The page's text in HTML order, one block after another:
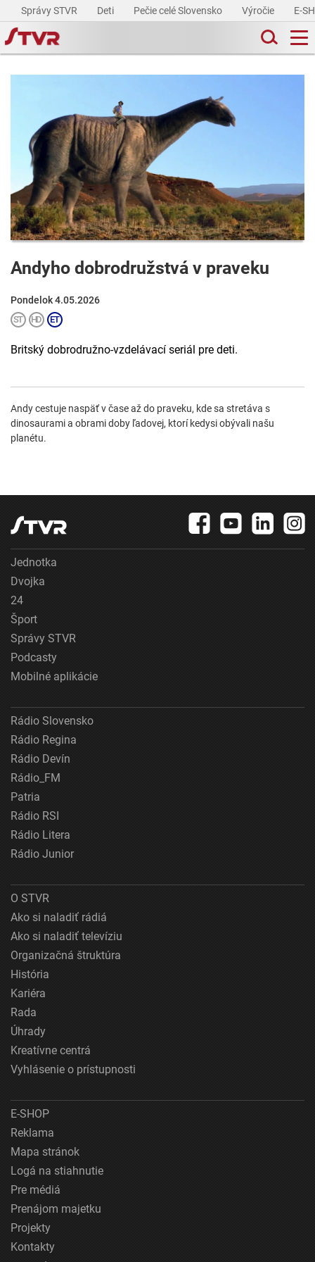
Správy STVR Deti Pečie celé Slovensko Výročie E-
Andyho dobrodružstvá v praveku
Pondelok 4.05.2026
Britský dobrodružno-vzdelávací seriál pre deti.
Andy cestuje naspäť v čase až do praveku, kde sa stretáva s
dinosaurami a obrami doby ľadovej, ktorí kedysi obývali našu
planétu.
Jednotka
Dvojka
24
Šport
Správy STVR
Podcasty
Mobilné aplikácie
Rádio Slovensko
Rádio Regina
Rádio Devín
Rádio_FM
Patria
Rádio RSI
Rádio Litera
Rádio Junior
O STVR
Ako si naladiť rádiá
Ako si naladiť televíziu
Organizačná štruktúra
História
Kariéra
Rada
Úhrady
Kreatívne centrá
Vyhlásenie o prístupnosti
E-SHOP
Reklama
Mapa stránok
Logá na stiahnutie
Pre médiá
Prenájom majetku
Projekty
Kontakty